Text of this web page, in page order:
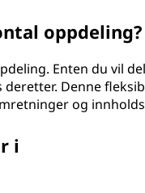
oppdeling?
Enten du vil
Denne
og
i